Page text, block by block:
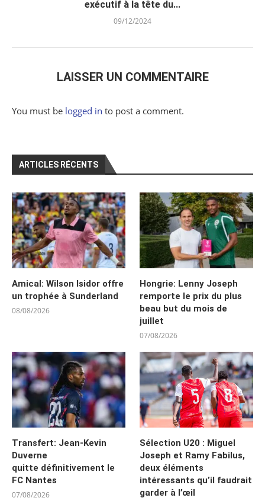
exécutif à la tête du...
09/12/2024
LAISSER UN COMMENTAIRE
You must be logged in to post a comment.
ARTICLES RÉCENTS
Amical: Wilson Isidor offre
un trophée à Sunderland
08/08/2026
Hongrie: Lenny Joseph
remporte le prix du plus
beau but du mois de
juillet
07/08/2026
Transfert: Jean-Kevin
Duverne
quitte définitivement le
FC Nantes
07/08/2026
Sélection U20 : Miguel
Joseph et Ramy Fabilus,
deux éléments
intéressants qu’il faudrait
garder à l’œil